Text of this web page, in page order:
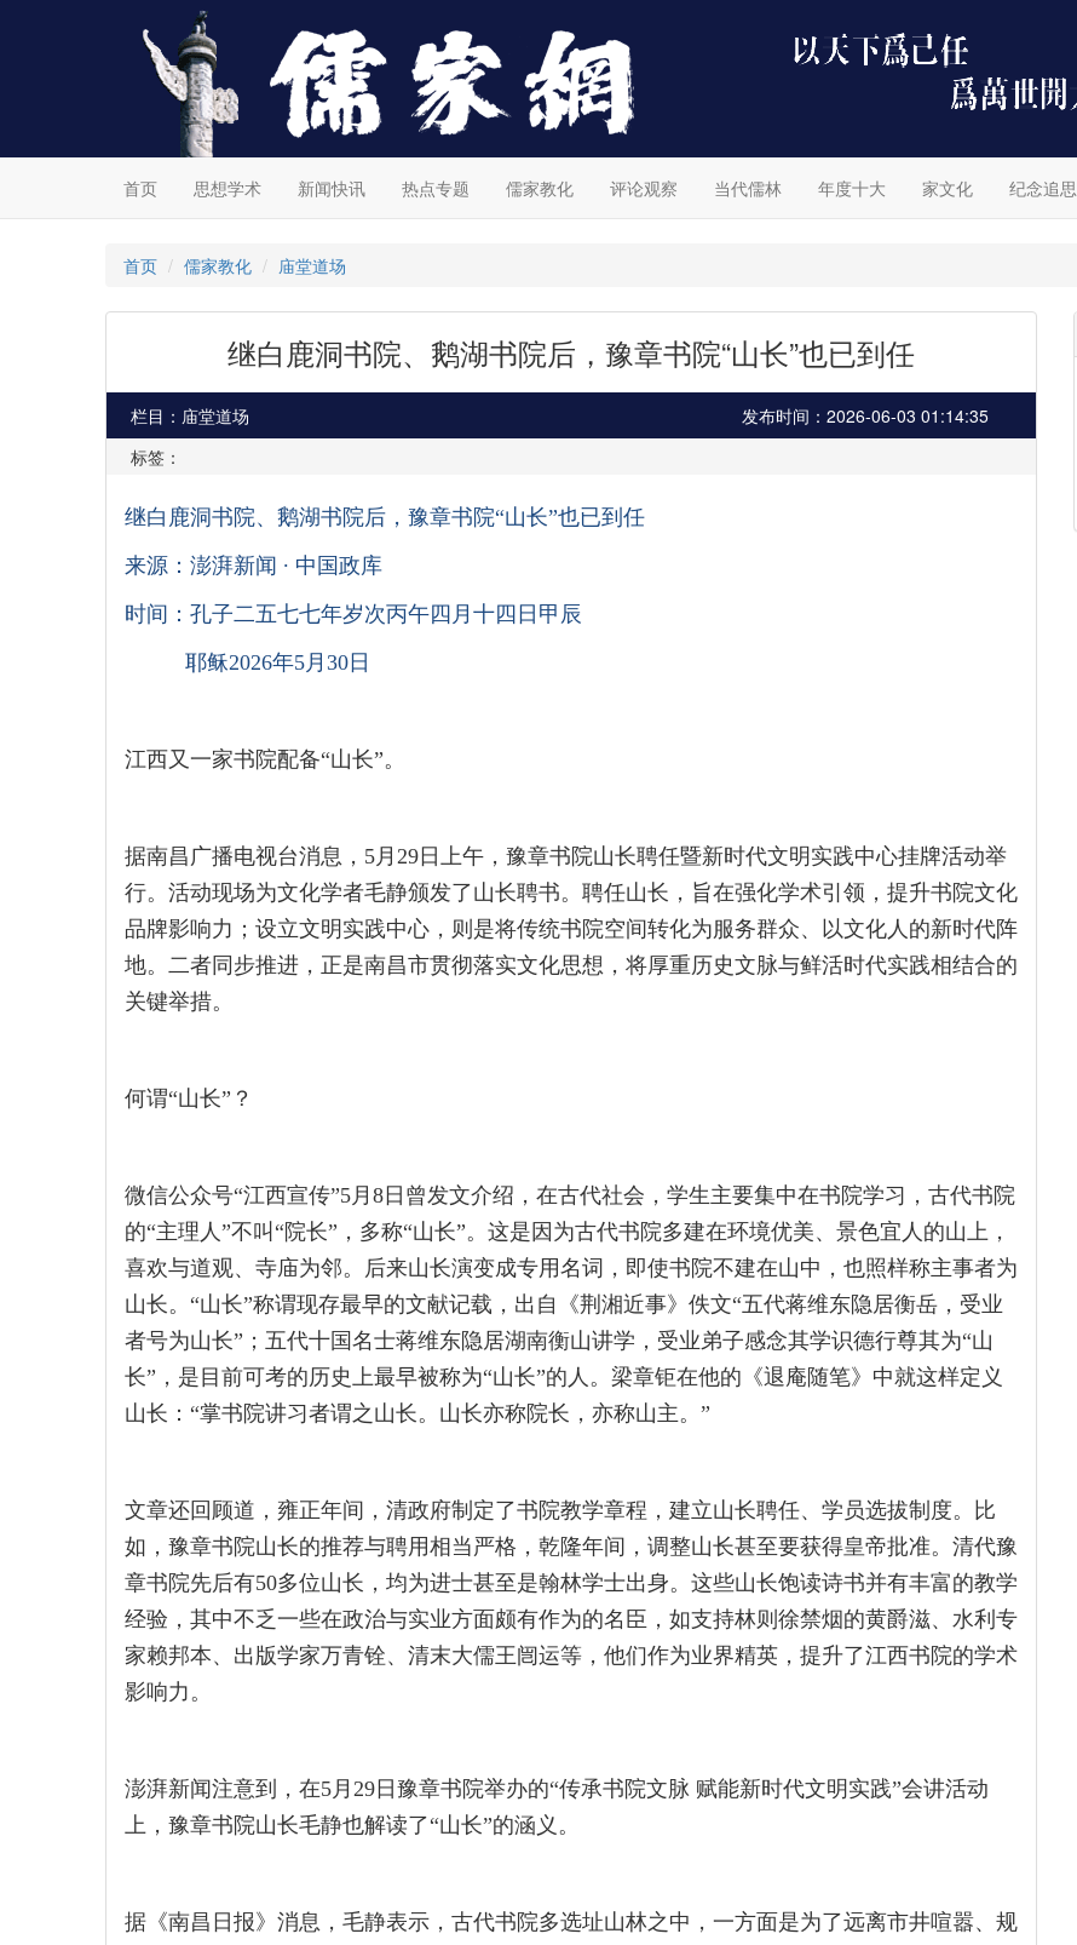
首页 思想学术 新闻快讯 热点专题 儒家教化 评论观察 当代儒林 年度十大 家文化 纪念追思
首页 儒家教化 庙堂道场
继白鹿洞书院、鹅湖书院后，豫章书院“山长”也已到任
栏目：庙堂道场
发布时间：2026-06-03 01:14:35
标签：
继白鹿洞书院、鹅湖书院后，豫章书院“山长”也已到任
来源：澎湃新闻 ∙ 中国政库
时间：孔子二五七七年岁次丙午四月十四日甲辰
耶稣2026年5月30日
江西又一家书院配备“山长”。
据南昌广播电视台消息，5月29日上午，豫章书院山长聘任暨新时代文明实践中心挂牌活动举
行。活动现场为文化学者毛静颁发了山长聘书。聘任山长，旨在强化学术引领，提升书院文化
品牌影响力；设立文明实践中心，则是将传统书院空间转化为服务群众、以文化人的新时代阵
地。二者同步推进，正是南昌市贯彻落实文化思想，将厚重历史文脉与鲜活时代实践相结合的
关键举措。
何谓“山长”？
微信公众号“江西宣传”5月8日曾发文介绍，在古代社会，学生主要集中在书院学习，古代书院
的“主理人”不叫“院长”，多称“山长”。这是因为古代书院多建在环境优美、景色宜人的山上，
喜欢与道观、寺庙为邻。后来山长演变成专用名词，即使书院不建在山中，也照样称主事者为
山长。“山长”称谓现存最早的文献记载，出自《荆湘近事》佚文“五代蒋维东隐居衡岳，受业
者号为山长”；五代十国名士蒋维东隐居湖南衡山讲学，受业弟子感念其学识德行尊其为“山
长”，是目前可考的历史上最早被称为“山长”的人。梁章钜在他的《退庵随笔》中就这样定义
山长：“掌书院讲习者谓之山长。山长亦称院长，亦称山主。”
文章还回顾道，雍正年间，清政府制定了书院教学章程，建立山长聘任、学员选拔制度。比
如，豫章书院山长的推荐与聘用相当严格，乾隆年间，调整山长甚至要获得皇帝批准。清代豫
章书院先后有50多位山长，均为进士甚至是翰林学士出身。这些山长饱读诗书并有丰富的教学
经验，其中不乏一些在政治与实业方面颇有作为的名臣，如支持林则徐禁烟的黄爵滋、水利专
家赖邦本、出版学家万青铨、清末大儒王闿运等，他们作为业界精英，提升了江西书院的学术
影响力。
澎湃新闻注意到，在5月29日豫章书院举办的“传承书院文脉 赋能新时代文明实践”会讲活动
上，豫章书院山长毛静也解读了“山长”的涵义。
据《南昌日报》消息，毛静表示，古代书院多选址山林之中，一方面是为了远离市井喧嚣、规